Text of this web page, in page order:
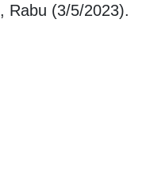
, Rabu (3/5/2023).